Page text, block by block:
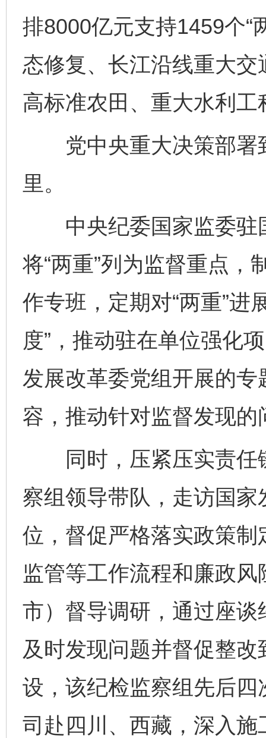
排8000亿元支持1459个“
态修复、长江沿线重大
高标准农田、重大水利工
党中央重大决策部署
里。
中央纪委国家监委驻
将“两重”列为监督重点，
作专班，定期对“两重”进
度”，推动驻在单位强化
发展改革委党组开展的专
容，推动针对监督发现
同时，压紧压实责任
察组领导带队，走访国
位，督促严格落实政策
监管等工作流程和廉政
市）督导调研，通过座
及时发现问题并督促整
设，该纪检监察组先后
司赴四川、西藏，深入